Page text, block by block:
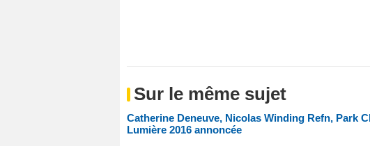
Sur le même sujet
Catherine Deneuve, Nicolas Winding Refn, Park
Lumière 2016 annoncée